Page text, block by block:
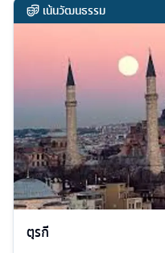
เน้นวัฒนธรรม
ตุรกี